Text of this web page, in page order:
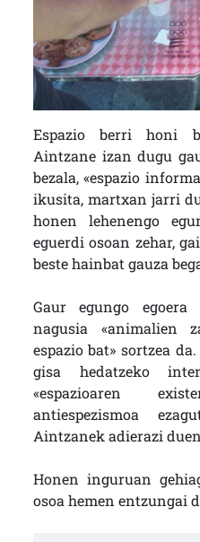
Espazio berri honi
Aintzane izan dugu
bezala, «espazio
ikusita, martxan jarri
honen lehenengo
eguerdi osoan zehar,
beste hainbat gauza
Gaur egungo
nagusia «animalien
espazio bat» sortzea
gisa hedatzeko
«espazioaren
antiespezismoa
Aintzanek adierazi
Honen inguruan
osoa hemen entzungai